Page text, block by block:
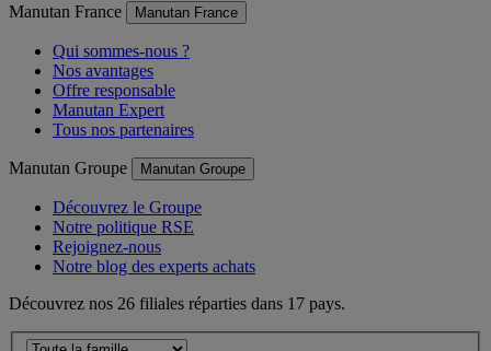
Manutan France
Qui sommes-nous ?
Nos avantages
Offre responsable
Manutan Expert
Manutan Groupe
Découvrez le Groupe
Notre politique RSE
Rejoignez-nous